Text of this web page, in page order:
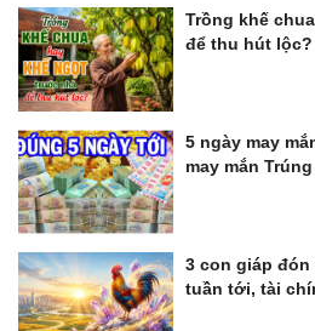
Trồng khế
để thu hút lộc?
5 ngày may
may mắn
3 con giáp
tuần tới, tài